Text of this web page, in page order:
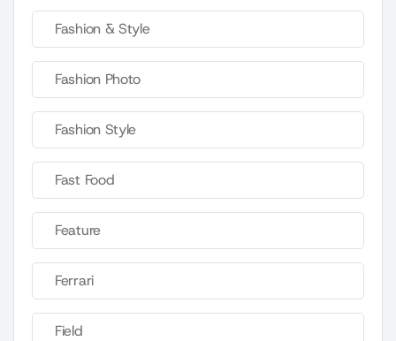
Fashion & Style
Fashion Photo
Fashion Style
Fast Food
Feature
Ferrari
Field